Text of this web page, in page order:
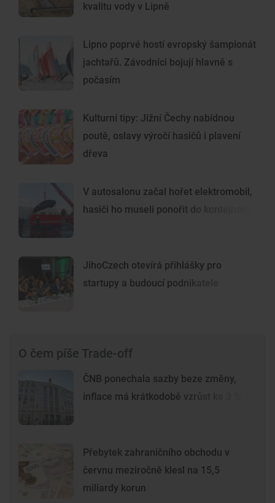
kvalitu vody v Lipně
Lipno poprvé hostí evropský šampionát
jachtařů. Závodníci bojují hlavně s
počasím
Kulturní tipy: Jižní Čechy nabídnou
poutě, oslavy výročí hasičů i plavení
dřeva
V autosalonu začal hořet elektromobil,
hasiči ho museli ponořit do kontejneru
JihoCzech otevírá přihlášky pro
startupy a budoucí podnikatele
O čem píše Trade-off
ČNB ponechala sazby beze změny,
inflace má krátkodobě vzrůst ke 3 %
Přebytek zahraničního obchodu v
červnu meziročně klesl na 15,5
miliardy korun